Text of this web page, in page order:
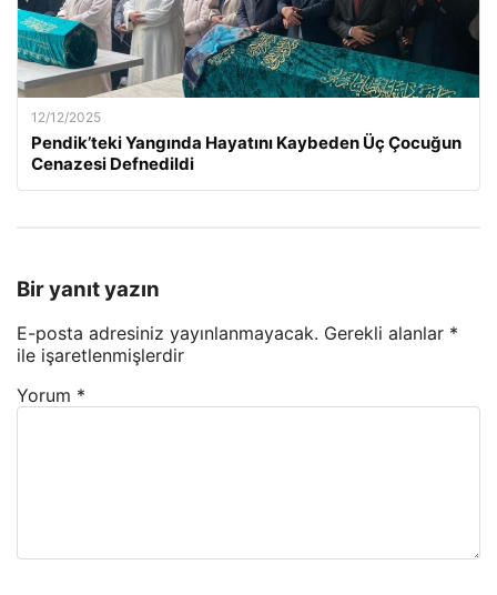
12/12/2025
Pendik’teki Yangında Hayatını Kaybeden Üç Çocuğun
Cenazesi Defnedildi
Bir yanıt yazın
E-posta adresiniz yayınlanmayacak. Gerekli alanlar *
ile işaretlenmişlerdir
Yorum *